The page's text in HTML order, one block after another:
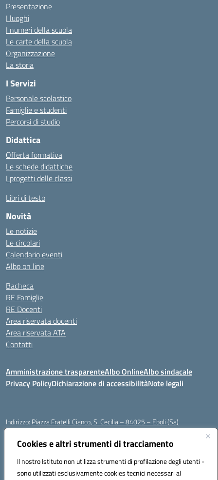
Cookies e altri strumenti di tracciamento
Il nostro Istituto non utilizza strumenti di profilazione degli utenti -
sono utilizzati esclusivamente cookies tecnici necessari al
Presentazione
I luoghi
I numeri della scuola
Le carte della scuola
Organizzazione
La storia
I Servizi
Personale scolastico
Famiglie e studenti
Percorsi di studio
Didattica
Offerta formativa
Le schede didattiche
I progetti delle classi
Libri di testo
Novità
Le notizie
Le circolari
Calendario eventi
Albo on line
Bacheca
RE Famiglie
RE Docenti
Area riservata docenti
Area riservata ATA
Contatti
Amministrazione trasparenteAlbo OnlineAlbo sindacale
Privacy PolicyDichiarazione di accessibilitàNote legali
Indirizzo: Piazza Fratelli Cianco, S. Cecilia – 84025 – Eboli (Sa)
Centralino:
Posta elettronica certificata (PEC):saic81900c@pec.istruzione.it
Codice fiscale: 91028680659
Codice meccanografico:SAIC81900C